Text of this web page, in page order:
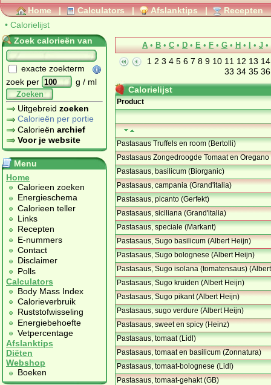
Home | Calculators | Afslanktips | Recepten
• Calorielijst
Zoek calorieën van
exacte zoekterm
zoek per
g / ml
Zoeken
Uitgebreid zoeken
Calorieën per portie
Calorieën archief
Voor je website
Menu
Home
Calorieen zoeken
Energieschema
Calorieen teller
Links
Recepten
E-nummers
Contact
Disclaimer
Polls
Calculators
Body Mass Index
Calorieverbruik
Ruststofwisseling
Energiebehoefte
Vetpercentage
Afslanktips
Diëten
Webshop
Boeken
A • B • C • D • E • F • G • H • • J •
1 2 3 4 5 6 7 8 9 10 11 12 13 14
33 34 35 36
Calorielijst
Product
Pastasaus Truffels en room (Bertolli)
Pastasaus Zongedroogde Tomaat en
Pastasaus, basilicum (Biorganic)
Pastasaus, campania (Grand'italia)
Pastasaus, picanto (Gerfekt)
Pastasaus, siciliana (Grand'italia)
Pastasaus, speciale (Markant)
Pastasaus, Sugo basilicum (Albert Heijn)
Pastasaus, Sugo bolognese (Albert Heijn)
Pastasaus, Sugo isolana (tomatensaus)
Pastasaus, Sugo kruiden (Albert Heijn)
Pastasaus, Sugo pikant (Albert Heijn)
Pastasaus, sugo verdure (Albert Heijn)
Pastasaus, sweet en spicy (Heinz)
Pastasaus, tomaat (Lidl)
Pastasaus, tomaat en basilicum (Zonnatura)
Pastasaus, tomaat-bolognese (Lidl)
Pastasaus, tomaat-gehakt (GB)